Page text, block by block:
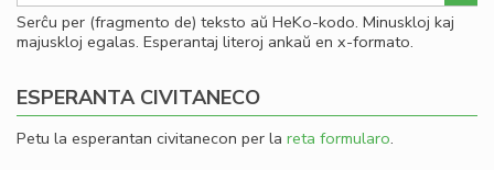
Serĉu per (fragmento de) teksto aŭ HeKo-kodo. Minuskloj kaj
majuskloj egalas. Esperantaj literoj ankaŭ en x-formato.
ESPERANTA CIVITANECO
Petu la esperantan civitanecon per la reta formularo.